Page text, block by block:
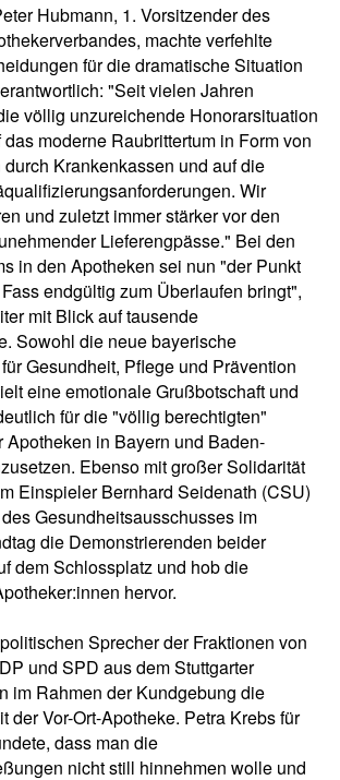
Hubmann, 1. Vorsitzender des
machte verfehlte
für die dramatische Situation
"Seit vielen Jahren
völlig unzureichende Honorarsituation
moderne Raubrittertum in Form von
Krankenkassen und auf die
Wir
und zuletzt immer stärker vor den
Lieferengpässe." Bei den
in den Apotheken sei nun "der Punkt
endgültig zum Überlaufen bringt",
mit Blick auf tausende
Sowohl die neue bayerische
Gesundheit, Pflege und Prävention
eine emotionale Grußbotschaft und
für die "völlig berechtigten"
Apotheken in Bayern und Baden-
Ebenso mit großer Solidarität
Einspieler Bernhard Seidenath (CSU)
Gesundheitsausschusses im
die Demonstrierenden beider
dem Schlossplatz und hob die
hervor.
Sprecher der Fraktionen von
und SPD aus dem Stuttgarter
im Rahmen der Kundgebung die
der Vor-Ort-Apotheke. Petra Krebs für
dass man die
nicht still hinnehmen wolle und